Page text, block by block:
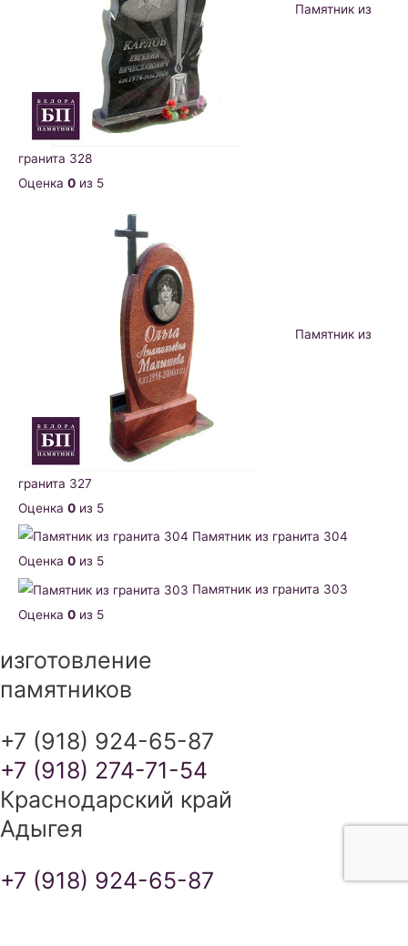
Памятник из
гранита 328
Оценка 0 из 5
Памятник из
гранита 327
Оценка 0 из 5
Памятник из гранита 304
Оценка 0 из 5
Памятник из гранита 303
Оценка 0 из 5
изготовление
памятников
+7 (918) 924-65-87
+7 (918) 274-71-54
Краснодарский край
Адыгея
+7 (918) 924-65-87